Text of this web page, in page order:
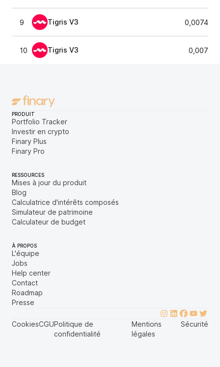
9 Tigris V3
10 Tigris V3
PRODUIT
Portfolio Tracker
Investir en crypto
Finary Plus
Finary Pro
RESSOURCES
Mises à jour du produit
Blog
Calculatrice d'intérêts composés
Simulateur de patrimoine
Calculateur de budget
À PROPOS
L'équipe
Jobs
Help center
Contact
Roadmap
Presse
CookiesCGUPolitique de
confidentialité
Mentions
légales
Sécurité